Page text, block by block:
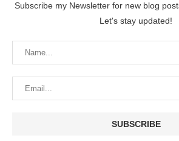
Subscribe my Newsletter for new blog
Let's stay updated!